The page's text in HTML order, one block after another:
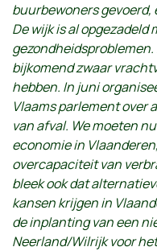
buurbewoners
De wijk is al
gezondheidsproblemen.
bijkomend zwaar
hebben. In juni
Vlaams parlement over
van afval. We moeten
economie in
overcapaciteit van
bleek ook dat
kansen krijgen in
de inplanting van een
Neerland/Wilrijk voor